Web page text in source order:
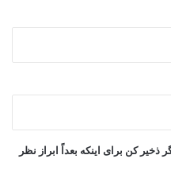
ذخیر کن برای اینکه بعداً ابراز نظر